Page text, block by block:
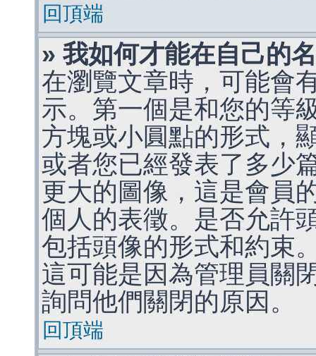
回頂端
» 我如何才能在自己的
在瀏覽文章時，可能會
示。第一個是和您的等
方塊或小圓點的形式，
或者您已經發表了多少
更大的圖像，這是會員
個人的表徵。是否允許
包括頭像的形式和約束
這可能是因為管理員關
詢問他們關閉的原因。
回頂端